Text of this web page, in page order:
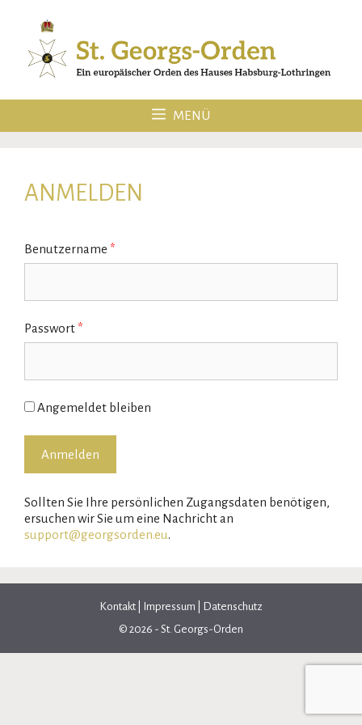
springen
MENÜ
ANMELDEN
Benutzername *
Passwort *
Angemeldet bleiben
Sollten Sie Ihre persönlichen Zugangsdaten benötigen,
ersuchen wir Sie um eine Nachricht an
support@georgsorden.eu.
Kontakt Impressum
Datenschutz
© 2026 - St. Georgs-Orden